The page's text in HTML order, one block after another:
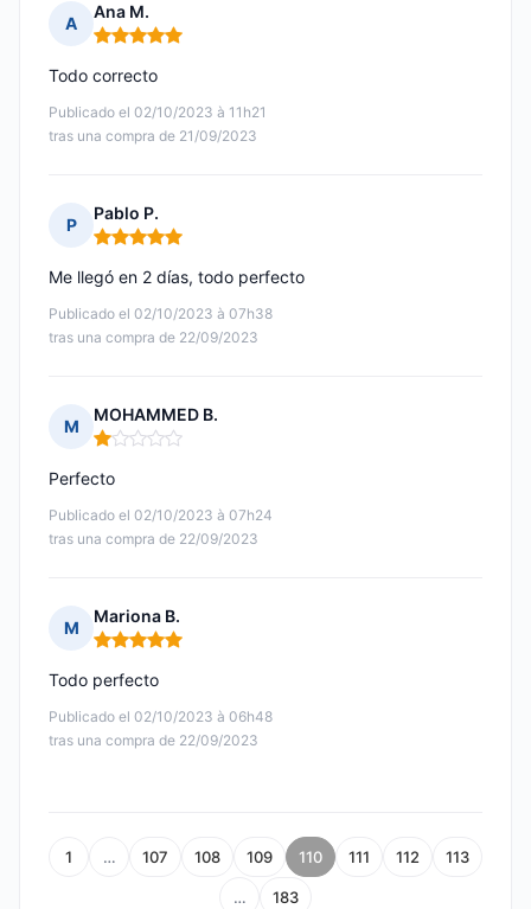
A
Ana M.
Nota: 5 de 5
Publicado el 02/10/2023 à 11h21
tras una compra de 21/09/2023
Todo correcto
P
Pablo P.
Nota: 5 de 5
Publicado el 02/10/2023 à 07h38
tras una compra de 22/09/2023
Me llegó en 2 días, todo perfecto
M
MOHAMMED B.
Nota: 1 de 5
Publicado el 02/10/2023 à 07h24
tras una compra de 22/09/2023
Perfecto
M
Mariona B.
Nota: 5 de 5
Publicado el 02/10/2023 à 06h48
tras una compra de 22/09/2023
Todo perfecto
1 … 107 108 109 110 111 112 113
… 183